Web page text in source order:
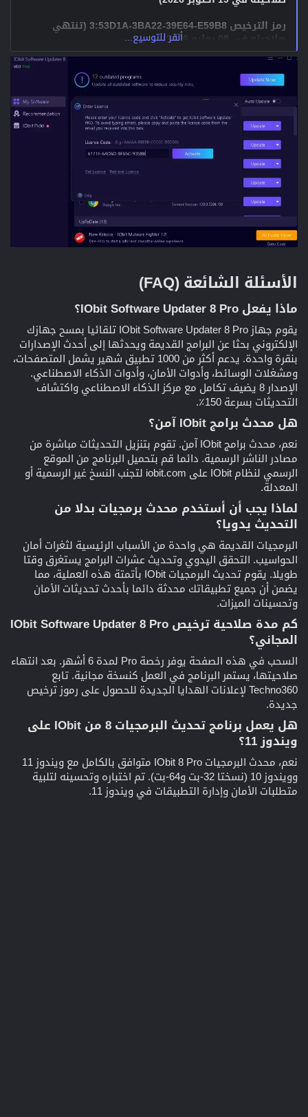
رمز الترخيص 3:53D1A-3BA22-39E64-E59B8 (تنتهي
صلاحيته في 08 يوليو 2026)
رمز الرخصة 4: 294D1-518EA-F8CA2-94DT8 (تنتهي
صلاحيته في 12 يونيو 2026)
أنقر للتوسيع...
الأسئلة الشائعة (FAQ)​
ماذا يفعل IObit Software Updater 8 Pro؟​
يقوم جهاز IObit Software Updater 8 Pro تلقائيا بمسح جهازك
الإلكتروني بحثا عن البرامج القديمة ويحدثها إلى أحدث الإصدارات
بنقرة واحدة. يدعم أكثر من 1000 تطبيق شهير يشمل المتصفحات،
ومشغلات الوسائط، وأدوات الأمان، وأدوات الذكاء الاصطناعي.
الإصدار 8 يضيف تكامل مع مركز الذكاء الاصطناعي واكتشاف
التحديثات بسرعة 150٪.
هل محدث برامج IObit آمن؟​
نعم، محدث برامج IObit آمن. تقوم بتنزيل التحديثات مباشرة من
مصادر الناشر الرسمية. دائما قم بتحميل البرنامج من الموقع
الرسمي لنظام IObit على iobit.com لتجنب النسخ غير الرسمية أو
المعدلة.
لماذا يجب أن أستخدم محدث برمجيات بدلا من
التحديث يدويا؟​
البرمجيات القديمة هي واحدة من الأسباب الرئيسية لثغرات أمان
الحواسيب. التحقق اليدوي وتحديث عشرات البرامج يستغرق وقتا
طويلا. يقوم تحديث البرمجيات IObit بأتمتة هذه العملية، مما
يضمن أن جميع تطبيقاتك محدثة دائما بأحدث تحديثات الأمان
وتحسينات الميزات.
كم مدة صلاحية ترخيص IObit Software Updater 8 Pro
المجاني؟​
السحب في هذه الصفحة يوفر رخصة Pro لمدة 6 أشهر. بعد انتهاء
صلاحيتها، يستمر البرنامج في العمل كنسخة مجانية. تابع
Techno360 لإعلانات الهدايا الجديدة للحصول على رموز ترخيص
جديدة.
هل يعمل برنامج تحديث البرمجيات 8 من IObit على
ويندوز 11؟​
نعم، محدث البرمجيات IObit 8 Pro متوافق بالكامل مع ويندوز 11
وويندوز 10 (نسختا 32-بت و64-بت). تم اختباره وتحسينه لتلبية
متطلبات الأمان وإدارة التطبيقات في ويندوز 11.